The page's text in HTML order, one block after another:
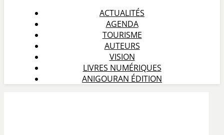
ACTUALITÉS
AGENDA
TOURISME
AUTEURS
VISION
LIVRES NUMÉRIQUES
ANIGOURAN ÉDITION